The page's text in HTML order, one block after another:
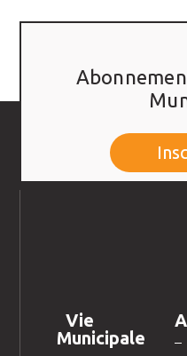
Vie
Municipale